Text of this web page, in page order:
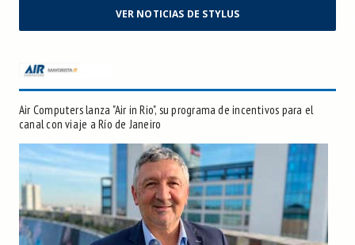
VER NOTICIAS DE STYLUS
Air Computers lanza "Air in Rio", su programa de incentivos para el
canal con viaje a Río de Janeiro